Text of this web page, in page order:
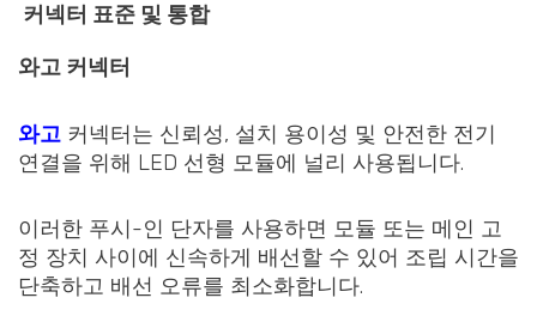
커넥터 표준 및 통합
와고 커넥터
와고 커넥터는 신뢰성, 설치 용이성 및 안전한 전기
연결을 위해 LED 선형 모듈에 널리 사용됩니다.
이러한 푸시-인 단자를 사용하면 모듈 또는 메인 고
정 장치 사이에 신속하게 배선할 수 있어 조립 시간을
단축하고 배선 오류를 최소화합니다.